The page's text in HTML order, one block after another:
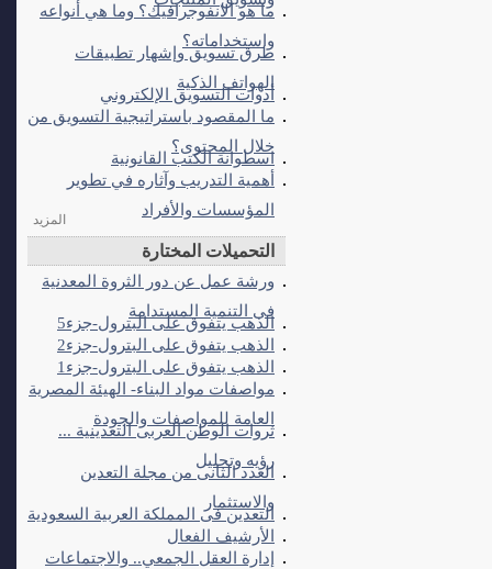
ما هو الانفوجرافيك؟ وما هي أنواعه
واستخداماته؟
طرق تسويق وإشهار تطبيقات
الهواتف الذكية
أدوات التسويق الإلكتروني
ما المقصود باستراتيجية التسويق من
خلال المحتوى؟
اسطوانة الكتب القانونية
أهمية التدريب وآثاره في تطوير
المؤسسات والأفراد
المزيد
التحميلات المختارة
ورشة عمل عن دور الثروة المعدنية
فى التنمية المستدامة
الذهب يتفوق على البترول-جزء5
الذهب يتفوق على البترول-جزء2
الذهب يتفوق على البترول-جزء1
مواصفات مواد البناء- الهيئة المصرية
العامة للمواصفات والجودة
ثروات الوطن العربى التعدينية ...
رؤيه وتحليل
العدد الثانى من مجلة التعدين
والاستثمار
التعدين فى المملكة العربية السعودية
الأرشيف الفعال
إدارة العقل الجمعي.. والاجتماعات